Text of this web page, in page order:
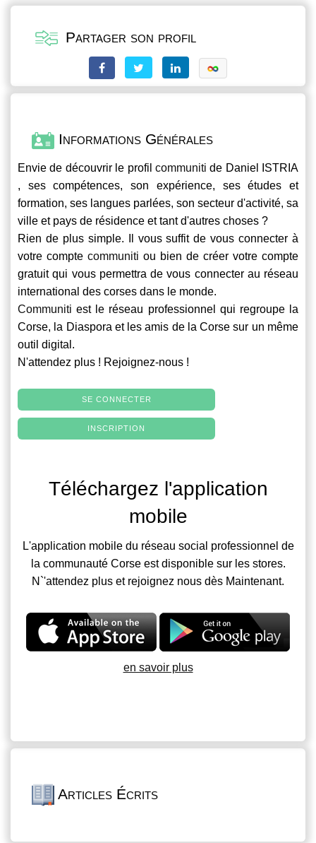
Partager son profil
Informations Générales
Envie de découvrir le profil communiti de Daniel ISTRIA
, ses compétences, son expérience, ses études et
formation, ses langues parlées, son secteur d'activité, sa
ville et pays de résidence et tant d'autres choses ?
Rien de plus simple. Il vous suffit de vous connecter à
votre compte communiti ou bien de créer votre compte
gratuit qui vous permettra de vous connecter au réseau
international des corses dans le monde.
Communiti est le réseau professionnel qui regroupe la
Corse, la Diaspora et les amis de la Corse sur un même
outil digital.
N'attendez plus ! Rejoignez-nous !
SE CONNECTER
INSCRIPTION
Téléchargez l'application
mobile
L'application mobile du réseau social professionnel de
la communauté Corse est disponible sur les stores.
N`'attendez plus et rejoignez nous dès Maintenant.
en savoir plus
Articles Écrits